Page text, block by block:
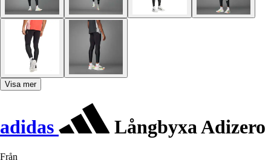
Visa mer
adidas Långbyxa Adizero
Från